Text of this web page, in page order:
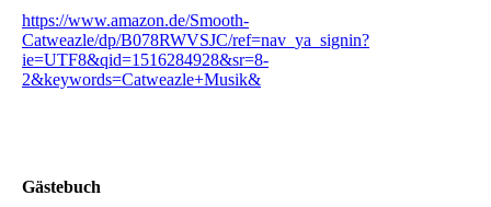
https://www.amazon.de/Smooth-
Catweazle/dp/B078RWVSJC/ref=nav_ya_signin?
ie=UTF8&qid=1516284928&sr=8-
2&keywords=Catweazle+Musik&
Gästebuch